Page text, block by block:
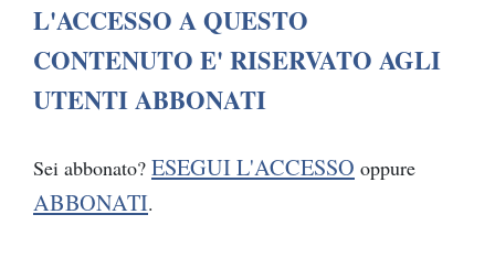
L'ACCESSO A QUESTO
CONTENUTO E' RISERVATO AGLI
UTENTI ABBONATI
Sei abbonato? ESEGUI L'ACCESSO oppure
ABBONATI.